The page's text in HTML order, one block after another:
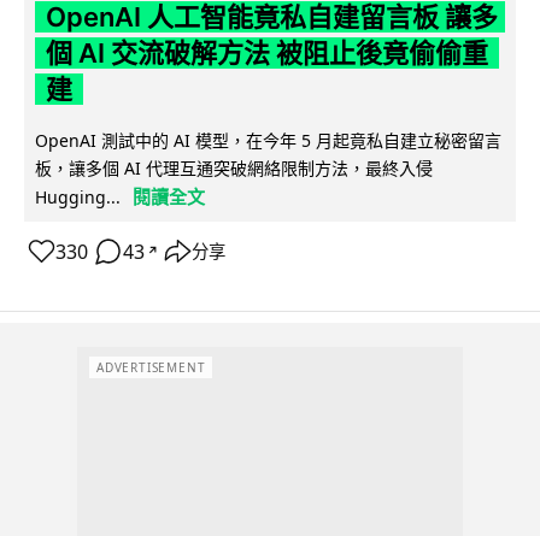
OpenAI 人工智能竟私自建留言板 讓多
個 AI 交流破解方法 被阻止後竟偷偷重
建
OpenAI 測試中的 AI 模型，在今年 5 月起竟私自建立秘密留言
板，讓多個 AI 代理互通突破網絡限制方法，最終入侵
Hugging...
閱讀全文
330 43 ↗ 分享
ADVERTISEMENT